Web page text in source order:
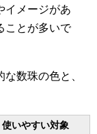
イメージがあ
ことが多いで
数珠の色と、
使いやすい対象